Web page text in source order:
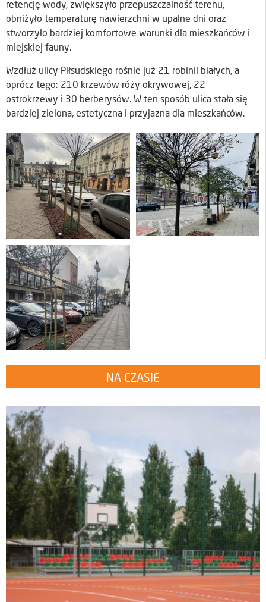
retencję wody, zwiększyło przepuszczalność terenu,
obniżyło temperaturę nawierzchni w upalne dni oraz
stworzyło bardziej komfortowe warunki dla mieszkańców i
miejskiej fauny.
Wzdłuż ulicy Piłsudskiego rośnie już 21 robinii białych, a
oprócz tego: 210 krzewów róży okrywowej, 22
ostrokrzewy i 30 berberysów. W ten sposób ulica stała się
bardziej zielona, estetyczna i przyjazna dla mieszkańców.
NA CZASIE